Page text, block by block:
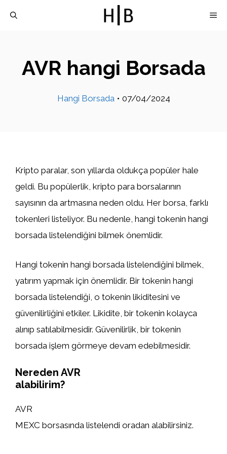
AVR hangi Borsada
Hangi Borsada • 07/04/2024
Kripto paralar, son yıllarda oldukça popüler hale
geldi. Bu popülerlik, kripto para borsalarının
sayısının da artmasına neden oldu. Her borsa, farklı
tokenleri listeliyor. Bu nedenle, hangi tokenin hangi
borsada listelendiğini bilmek önemlidir.
Hangi tokenin hangi borsada listelendiğini bilmek,
yatırım yapmak için önemlidir. Bir tokenin hangi
borsada listelendiği, o tokenin likiditesini ve
güvenilirliğini etkiler. Likidite, bir tokenin kolayca
alınıp satılabilmesidir. Güvenilirlik, bir tokenin
borsada işlem görmeye devam edebilmesidir.
Nereden AVR
alabilirim?
AVR
MEXC borsasında listelendi oradan alabilirsiniz.